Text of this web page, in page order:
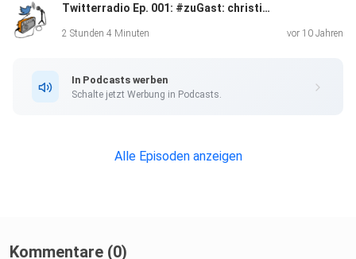
Twitterradio Ep. 001: #zuGast: christian @strippel
2 Stunden 4 Minuten vor 10 Jahren
In Podcasts werben
Schalte jetzt Werbung in Podcasts.
Alle Episoden anzeigen
Kommentare (0)